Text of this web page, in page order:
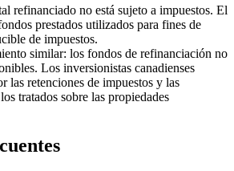
refinanciado no está sujeto a impuestos. El
prestados utilizados para fines de
de impuestos.
similar: los fondos de refinanciación no
Los inversionistas canadienses
las retenciones de impuestos y las
tratados sobre las propiedades